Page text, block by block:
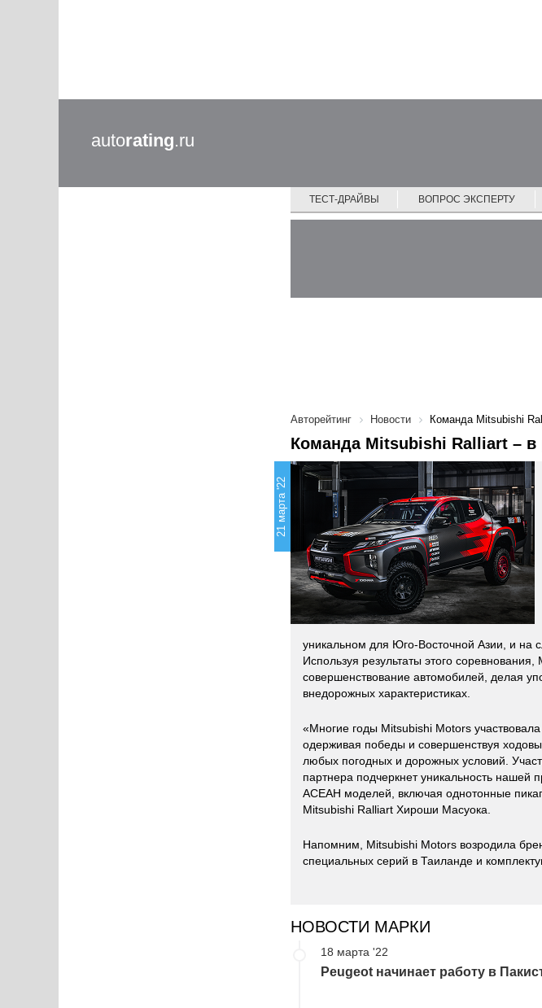
autorating.ru
ТЕСТ-ДРАЙВЫ ВОПРОС ЭКСПЕРТУ
Авторейтинг Новости Команда Mitsubishi
Команда Mitsubishi Ralliart – в
21 марта '22
уникальном для Юго-Восточной Азии, и на
Используя результаты этого
совершенствование автомобилей, делая
внедорожных характеристиках.
«Многие годы Mitsubishi Motors
одерживая победы и совершенствуя
любых погодных и дорожных условий.
партнера подчеркнет уникальность нашей
АСЕАН моделей, включая однотонные
Mitsubishi Ralliart Хироши Масуока.
Напомним, Mitsubishi Motors возродила
специальных серий в Таиланде и
НОВОСТИ МАРКИ
18 марта '22
Peugeot начинает работу в